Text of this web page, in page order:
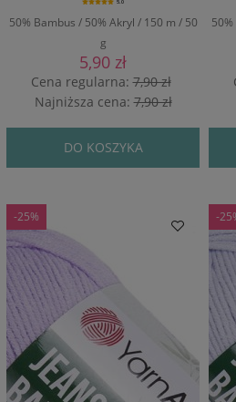
50% Bambus / 50% Akryl / 150 m / 50
g
5.0
5,90 zł
Cena regularna:7,90 zł
Najniższa cena:7,90 zł
DO KOSZYKA
-25% -